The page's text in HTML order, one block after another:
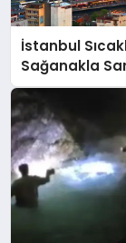
İstanbul
Sağanakla